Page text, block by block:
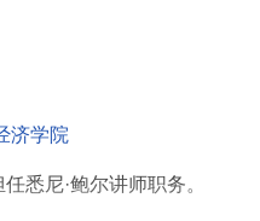
济学院
任悉尼·鲍尔讲师职务。